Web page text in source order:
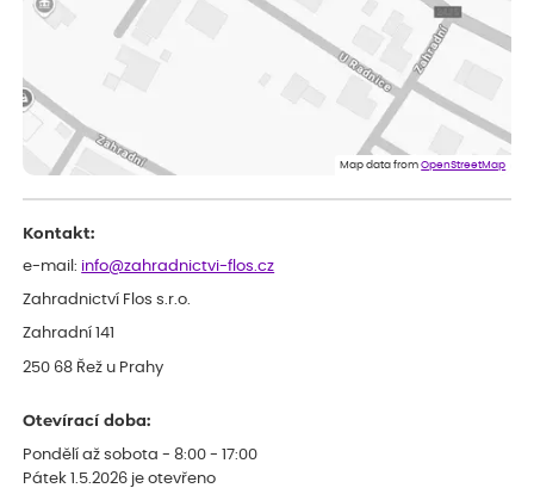
ověřený nákup
Jana
Flos je nejlepší &#129321;
Map data fromOpenStreetMap
Kontakt:
e-mail: info@zahradnictvi-flos.cz
Zahradnictví Flos s.r.o.
Zahradní 141
250 68 Řež u Prahy
Otevírací doba:
Pondělí až sobota - 8:00 - 17:00
Pátek 1.5.2026 je otevřeno